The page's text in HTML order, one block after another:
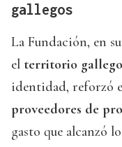
gallegos
La Fundación, en
el territorio gallego
identidad, reforzó
proveedores de
gasto que alcanzó